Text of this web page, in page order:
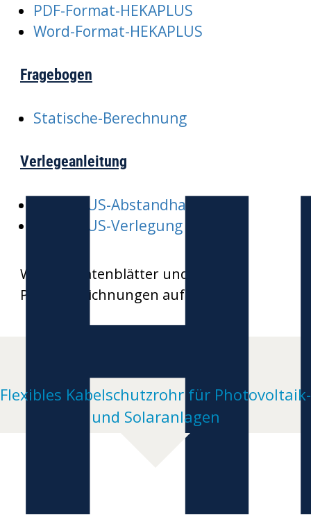
PDF-Format-HEKAPLUS
Word-Format-HEKAPLUS
Fragebogen
Statische-Berechnung
Verlegeanleitung
HEKAPLUS-Abstandhalter
HEKAPLUS-Verlegung
Weitere Datenblätter und
Produktzeichnungen auf Anfrage
Flexibles Kabelschutzrohr für Photovoltaik-
und Solaranlagen